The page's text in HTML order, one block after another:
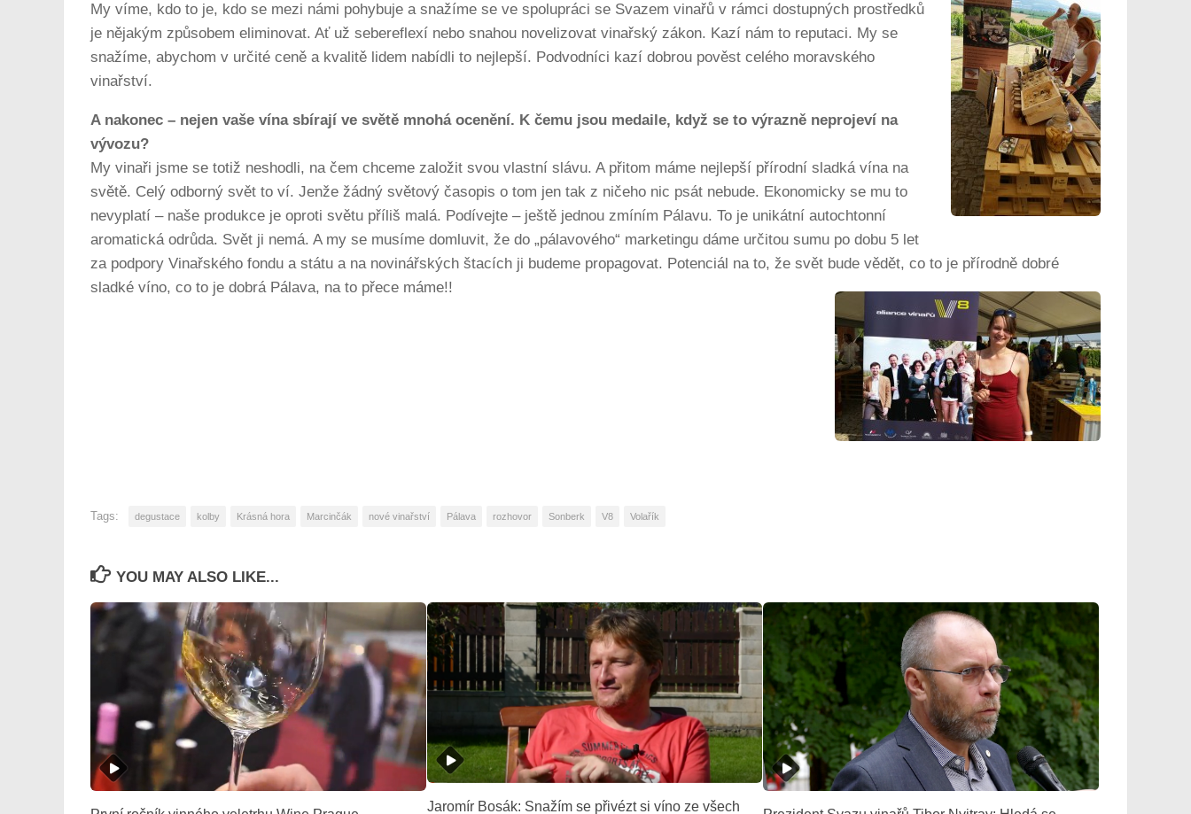
My víme, kdo to je, kdo se mezi námi pohybuje a snažíme se ve spolupráci se Svazem vinařů v rámci dostupných prostředků
je nějakým způsobem eliminovat. Ať už sebereflexí nebo snahou novelizovat vinařský zákon. Kazí nám to reputaci. My se
snažíme, abychom v určité ceně a kvalitě lidem nabídli to nejlepší. Podvodníci kazí dobrou pověst celého moravského
vinařství.
A nakonec – nejen vaše vína sbírají ve světě mnohá ocenění. K čemu jsou medaile, když se to výrazně neprojeví na
vývozu?
My vinaři jsme se totiž neshodli, na čem chceme založit svou vlastní slávu. A přitom máme nejlepší přírodní sladká vína na
světě. Celý odborný svět to ví. Jenže žádný světový časopis o tom jen tak z ničeho nic psát nebude. Ekonomicky se mu to
nevyplatí – naše produkce je oproti světu příliš malá. Podívejte – ještě jednou zmíním Pálavu. To je unikátní autochtonní
aromatická odrůda. Svět ji nemá. A my se musíme domluvit, že do „pálavového“ marketingu dáme určitou sumu po dobu 5 let
za podpory Vinařského fondu a státu a na novinářských štacích ji budeme propagovat. Potenciál na to, že svět bude vědět, co to je přírodně dobré
sladké víno, co to je dobrá Pálava, na to přece máme!!
Tags: degustace kolby Krásná hora Marcinčák nové vinařství Pálava rozhovor Sonberk V8 Volařík
YOU MAY ALSO LIKE...
Jaromír Bosák: Snažím se přivézt si víno ze všech